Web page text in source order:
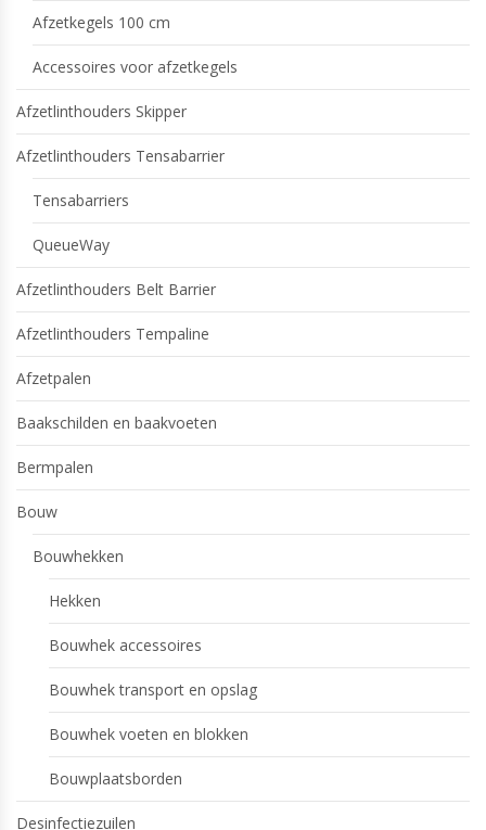
Afzetkegels 100 cm
Accessoires voor afzetkegels
Afzetlinthouders Skipper
Afzetlinthouders Tensabarrier
Tensabarriers
QueueWay
Afzetlinthouders Belt Barrier
Afzetlinthouders Tempaline
Afzetpalen
Baakschilden en baakvoeten
Bermpalen
Bouw
Bouwhekken
Hekken
Bouwhek accessoires
Bouwhek transport en opslag
Bouwhek voeten en blokken
Bouwplaatsborden
Desinfectiezuilen